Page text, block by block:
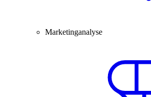
Marketinganalyse